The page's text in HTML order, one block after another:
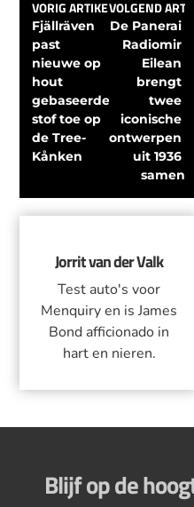
VORIG ARTIKEL
Fjällräven
past
nieuwe op
hout
gebaseerde
stof toe op
de Tree-
Kånken
VOLGEND
De Panerai
Radiomir
Eilean
brengt
twee
iconische
ontwerpen
uit 1936
samen
Jorrit van der Valk
Test auto's voor
Menquiry en is James
Bond afficionado in
hart en nieren.
Blijf op de